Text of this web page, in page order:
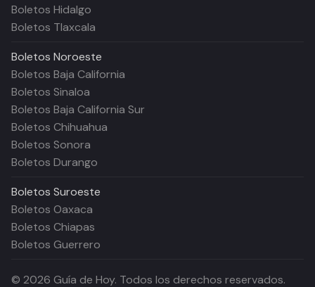
Boletos Hidalgo
Boletos Tlaxcala
Boletos Noroeste
Boletos Baja California
Boletos Sinaloa
Boletos Baja California Sur
Boletos Chihuahua
Boletos Sonora
Boletos Durango
Boletos Suroeste
Boletos Oaxaca
Boletos Chiapas
Boletos Guerrero
© 2026 Guía de Hoy. Todos los derechos reservados.